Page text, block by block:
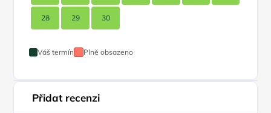
28 29 30
Váš termín Plně obsazeno
Přidat recenzi